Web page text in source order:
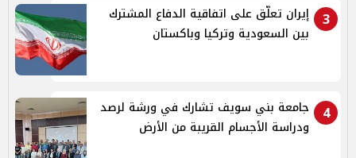
3
إيران تعلّق على اتفاقية الدفاع المشترك
بين السعودية وتركيا وباكستان
4
جامعة بني سويف تشارك في ورشة لرصد
ودراسة الأجسام القريبة من الأرض